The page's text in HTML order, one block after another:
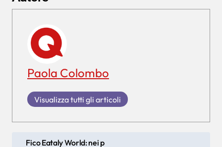
Paola Colombo
Visualizza tutti gli articoli
Fico Eataly World: nei p